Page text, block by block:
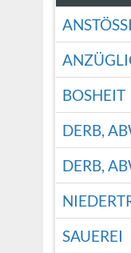
BOSHEIT
DERB,
DERB,
SAUEREI